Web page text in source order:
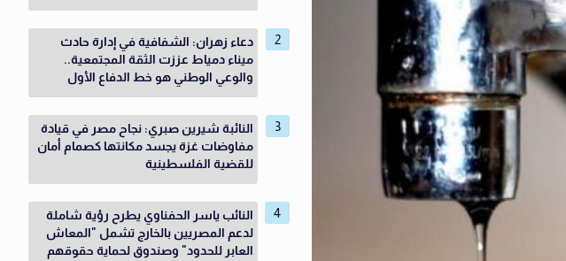
دعاء زهران: الشفافية في إدارة حادث
ميناء دمياط عززت الثقة المجتمعية..
والوعي الوطني هو خط الدفاع الأول
النائبة شيرين صبري: نجاح مصر في قيادة
مفاوضات غزة يجسد مكانتها كصمام أمان
للقضية الفلسطينية
النائب ياسر الحفناوي يطرح رؤية شاملة
لدعم المصريين بالخارج تشمل "المعاش
العابر للحدود" وصندوق لحماية حقوقهم